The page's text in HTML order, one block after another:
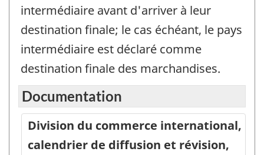
intermédiaire avant d'arriver à leur
destination finale; le cas échéant, le pays
intermédiaire est déclaré comme
destination finale des marchandises.
Documentation
Division du commerce international,
calendrier de diffusion et révision,